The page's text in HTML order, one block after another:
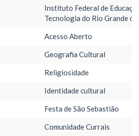
Instituto Federal de
Tecnologia do Rio Grande
Acesso Aberto
Geografia Cultural
Religiosidade
Identidade cultural
Festa de São Sebastião
Comunidade Currais